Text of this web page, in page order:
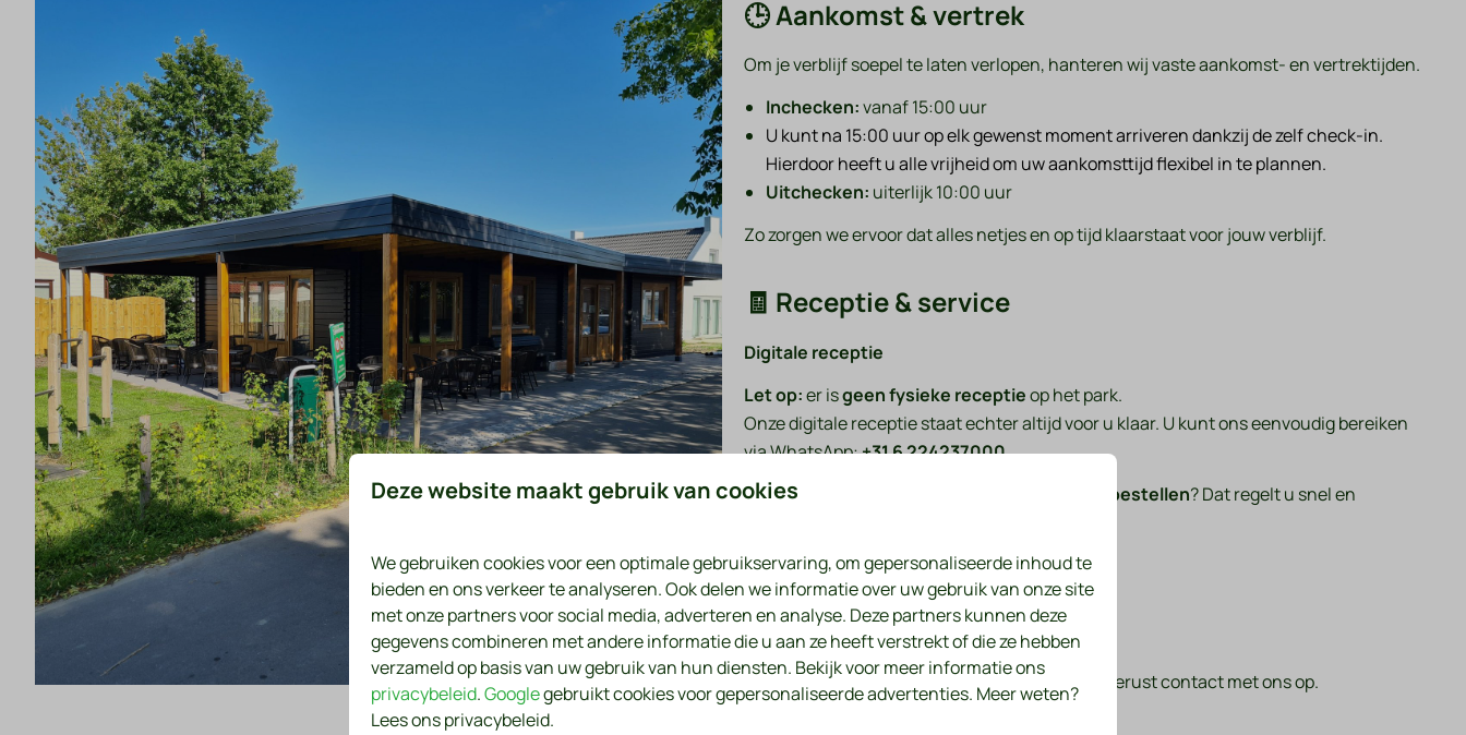
🕒 Aankomst & vertrek
Om je verblijf soepel te laten verlopen, hanteren wij vaste aankomst- en vertrektijden.
Inchecken:vanaf 15:00 uur
U kunt na 15:00 uur op elk gewenst moment arriveren dankzij de zelf check-in.
Hierdoor heeft u alle vrijheid om uw aankomsttijd flexibel in te plannen.
Uitchecken: uiterlijk 10:00 uur
Zo zorgen we ervoor dat alles netjes en op tijd klaarstaat voor jouw verblijf.
🧾 Receptie & service
Digitale receptie
Let op:er isgeen fysieke receptieop het park.
Onze digitale receptie staat echter altijd voor u klaar. U kunt ons eenvoudig bereiken
via WhatsApp:+31 6 224237000.
Wilt ufietsen huren heerlijk ontbijtje bestellen? Dat regelt u snel en
Wij wensen u alvast een ontspannen verblijf.
📞 Contact & vragen
Heb je vragen voor of tijdens je verblijf? Neem gerust contact met ons op.
Deze website maakt gebruik van cookies
We gebruiken cookies voor een optimale gebruikservaring, om gepersonaliseerde inhoud te
bieden en ons verkeer te analyseren. Ook delen we informatie over uw gebruik van onze site
met onze partners voor social media, adverteren en analyse. Deze partners kunnen deze
gegevens combineren met andere informatie die u aan ze heeft verstrekt of die ze hebben
verzameld op basis van uw gebruik van hun diensten. Bekijk voor meer informatie ons
privacybeleid.Googlegebruikt cookies voor gepersonaliseerde advertenties. Meer weten?
Lees ons privacybeleid.